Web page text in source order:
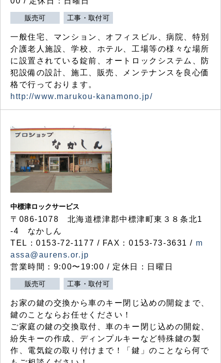
販売可 工事・取付可
一般住宅、マンション、オフィスビル、病院、特別
介護老人施設、学校、ホテル、工場等の様々な場所
に設置されている錠前、オートロックシステム、防
犯設備の設計、施工、販売、メンテナンスを良心価
格で行っております。
http://www.marukou-kanamono.jp/
中標津ロックサービス
〒086-1078 北海道標津郡中標津町東３８条北1
-4 なかしん
TEL：0153-72-1177 / FAX：0153-73-3631 / m
assa@aurens.or.jp
営業時間：9:00〜19:00 / 定休日：日曜日
販売可 工事・取付可
お家の鍵の交換から車のキー閉じ込めの開錠まで、
鍵のことならお任せください！
ご家庭の鍵の交換取付、車のキー閉じ込めの開錠、
紛失キーの作成、ディンプルキーなど特殊鍵の製
作、電気錠の取り付けまで！「鍵」のことなら何で